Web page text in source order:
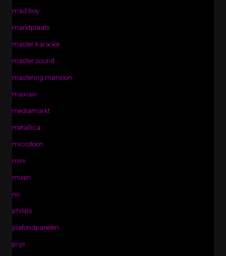
mad boy
marktplaats
master karaoke
master sound
mastering mansion
maxiaxi
mediamarkt
metallica
microfoon
mini
mixen
no
philips
plafondpanelen
prijs